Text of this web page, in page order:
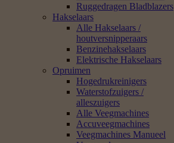
Ruggedragen Bladblazers
Hakselaars
Alle Hakselaars /
houtversnipperaars
Benzinehakselaars
Elektrische Hakselaars
Opruimen
Hogedrukreinigers
Waterstofzuigers /
alleszuigers
Alle Veegmachines
Accuveegmachines
Veegmachines Manueel